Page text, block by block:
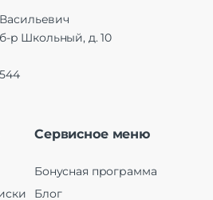
р Школьный, д. 10
Сервисное меню
Бонусная программа
Блог